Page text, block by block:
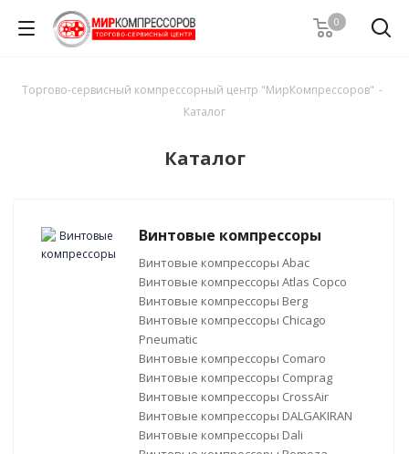
0
Торгово-сервисный компрессорный центр "МирКомпрессоров" -
Каталог
Каталог
Винтовые компрессоры
Винтовые компрессоры Abac
Винтовые компрессоры Atlas Copco
Винтовые компрессоры Berg
Винтовые компрессоры Chicago
Pneumatic
Винтовые компрессоры Comaro
Винтовые компрессоры Comprag
Винтовые компрессоры CrossAir
Винтовые компрессоры DALGAKIRAN
Винтовые компрессоры Dali